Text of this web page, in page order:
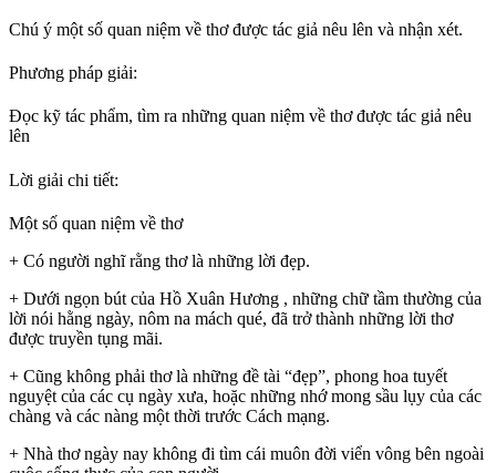
Chú ý một số quan niệm về thơ được tác giả nêu lên và nhận xét.
Phương pháp giải:
Đọc kỹ tác phẩm, tìm ra những quan niệm về thơ được tác giả nêu
lên
Lời giải chi tiết:
Một số quan niệm về thơ
+ Có người nghĩ rằng thơ là những lời đẹp.
+ Dưới ngọn bút của Hồ Xuân Hương , những chữ tầm thường của
lời nói hằng ngày, nôm na mách qué, đã trở thành những lời thơ
được truyền tụng mãi.
+ Cũng không phải thơ là những đề tài “đẹp”, phong hoa tuyết
nguyệt của các cụ ngày xưa, hoặc những nhớ mong sầu lụy của các
chàng và các nàng một thời trước Cách mạng.
+ Nhà thơ ngày nay không đi tìm cái muôn đời viển vông bên ngoài